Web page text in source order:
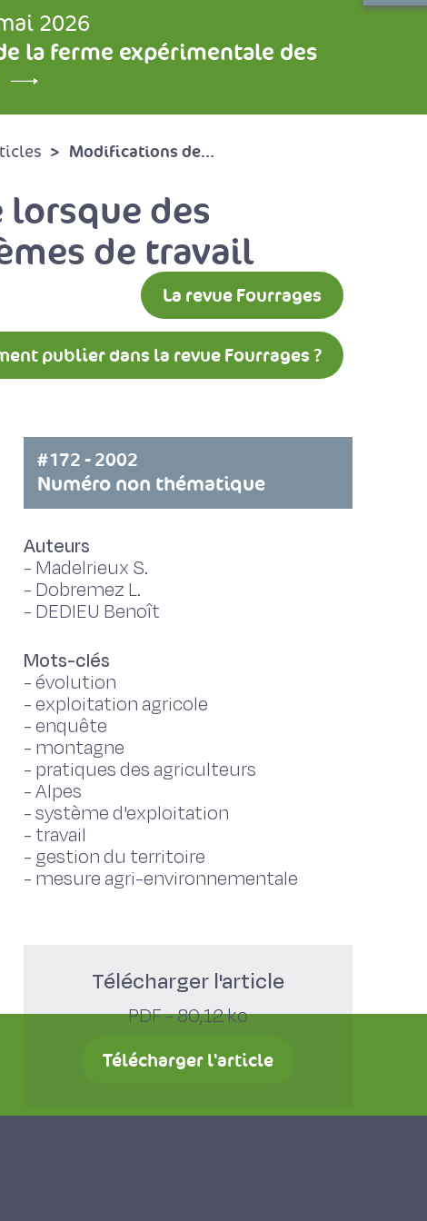
2026
la ferme expérimentale des
Modifications de...
des
de travail
La revue Fourrages
publier dans la revue Fourrages ?
#172 - 2002
Numéro non thématique
Auteurs
- Madelrieux S.
- Dobremez L.
- DEDIEU Benoît
Mots-clés
-évolution
-exploitation agricole
-enquête
- montagne
- pratiques des agriculteurs
-Alpes
-système d'exploitation
- travail
- gestion du territoire
- mesure agri-environnementale
Télécharger l'article
PDF - 80,12 ko
Télécharger l'article